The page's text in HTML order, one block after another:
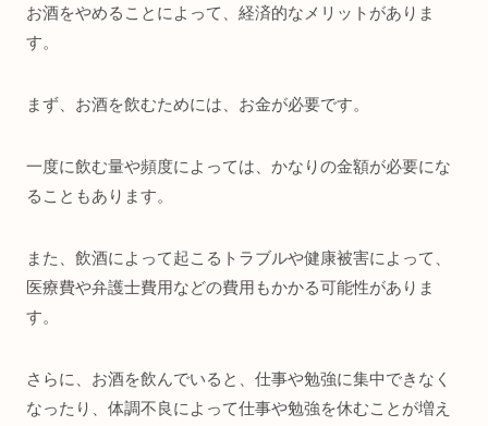
お酒をやめることによって、経済的なメリットがありま
す。
まず、お酒を飲むためには、お金が必要です。
一度に飲む量や頻度によっては、かなりの金額が必要にな
ることもあります。
また、飲酒によって起こるトラブルや健康被害によって、
医療費や弁護士費用などの費用もかかる可能性がありま
す。
さらに、お酒を飲んでいると、仕事や勉強に集中できなく
なったり、体調不良によって仕事や勉強を休むことが増え